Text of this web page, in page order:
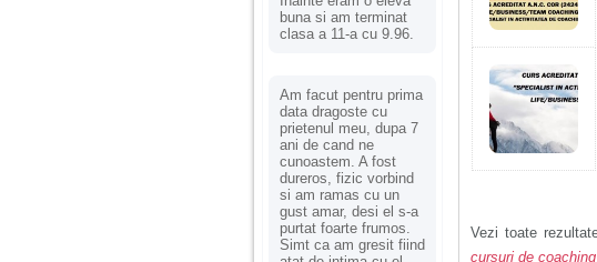
buna si am terminat
clasa a 11-a cu 9.96.
Am facut pentru prima
data dragoste cu
prietenul meu, dupa 7
ani de cand ne
cunoastem. A fost
dureros, fizic vorbind
si am ramas cu un
gust amar, desi el s-a
purtat foarte frumos.
Simt ca am gresit fiind
Vezi toate
cursuri de coaching